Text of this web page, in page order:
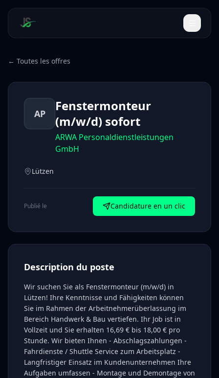
← Toutes les offres
AP
Fenstermonteur
(m/w/d) sofort
ARWA Personaldienstleistungen
GmbH
Lützen
Publié le Candidature en un clic
Description du poste
Wir suchen Sie als Fenstermonteur (m/w/d) in
Lützen! Ihre Kenntnisse und Fähigkeiten können
Sie im Rahmen der Arbeitnehmerüberlassung im
Bereich Handwerk & Bau vertiefen. Ihr Job ist in
Vollzeit und Sie erhalten 16,69 € bis 18,00 € pro
Stunde. Wir bieten Ihnen - Abschlagszahlungen -
Fahrdienste / Shuttle Service zum Arbeitsplatz -
Langfristiger Einsatz im Kundenunternehmen Ihre
Aufgaben umfassen - Montage und Demontage von